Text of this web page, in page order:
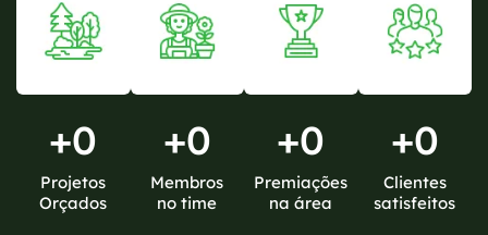
+0
Projetos
Orçados
+0
Membros
no time
+0
Premiações
na área
+0
Clientes
satisfeitos